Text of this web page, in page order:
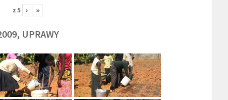
z5 › »
UPRAWY